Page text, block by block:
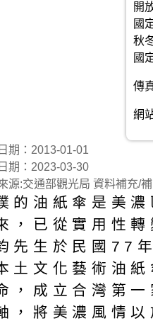
開
國
秋
國
傳
網
期：2013-01-01
期：2023-03-30
源:交通部觀光局 資料補充/
的油紙傘是美
，已從實用性
先生於民國77
土文化藝術油
，成立合灣第
，將美濃風情